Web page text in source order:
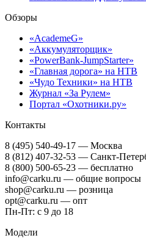
Обзоры
«AcademeG»
«Аккумуляторщик»
«PowerBank-JumpStarter»
«Главная дорога» на НТВ
«Чудо Техники» на НТВ
Журнал «За Рулем»
Портал «Охотники.ру»
Контакты
8 (495) 540-49-17 — Москва
8 (812) 407-32-53 — Санкт-
8 (800) 500-65-23 — бесплатно
info@carku.ru — общие вопросы
shop@carku.ru — розница
opt@carku.ru — опт
Пн-Пт: с 9 до 18
Модели